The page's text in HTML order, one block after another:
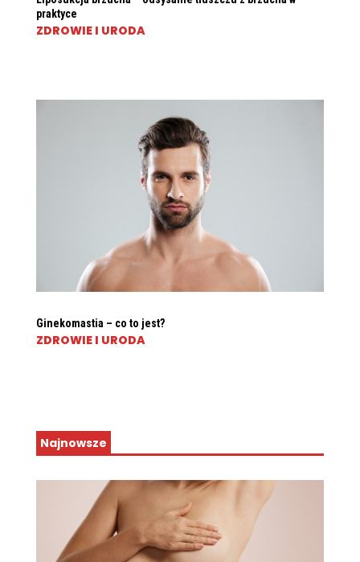
praktyce
ZDROWIE I URODA
Ginekomastia – co to jest?
ZDROWIE I URODA
Najnowsze